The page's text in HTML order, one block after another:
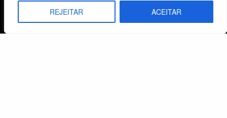
REJEITAR ACEITAR
Fale Conosco